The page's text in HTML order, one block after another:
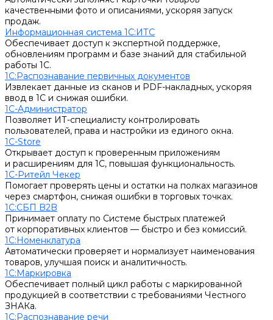
качественными фото и описаниями, ускоряя запуск
продаж.
Информационная система 1С:ИТС
Обеспечивает доступ к экспертной поддержке,
обновлениям программ и базе знаний для стабильной
работы 1С.
1С:Распознавание первичных документов
Извлекает данные из сканов и PDF-накладных, ускоряя
ввод в 1С и снижая ошибки.
1С-Администратор
Позволяет ИТ-специалисту контролировать
пользователей, права и настройки из единого окна.
1С-Store
Открывает доступ к проверенным приложениям
и расширениям для 1С, повышая функциональность.
1С-Ритейл Чекер
Помогает проверять цены и остатки на полках магазинов
через смартфон, снижая ошибки в торговых точках.
1С:СБП B2B
Принимает оплату по Системе быстрых платежей
от корпоративных клиентов — быстро и без комиссий.
1С:Номенклатура
Автоматически проверяет и нормализует наименования
товаров, улучшая поиск и аналитичность.
1С:Маркировка
Обеспечивает полный цикл работы с маркированной
продукцией в соответствии с требованиями Честного
ЗНАКа.
1С:Распознавание речи